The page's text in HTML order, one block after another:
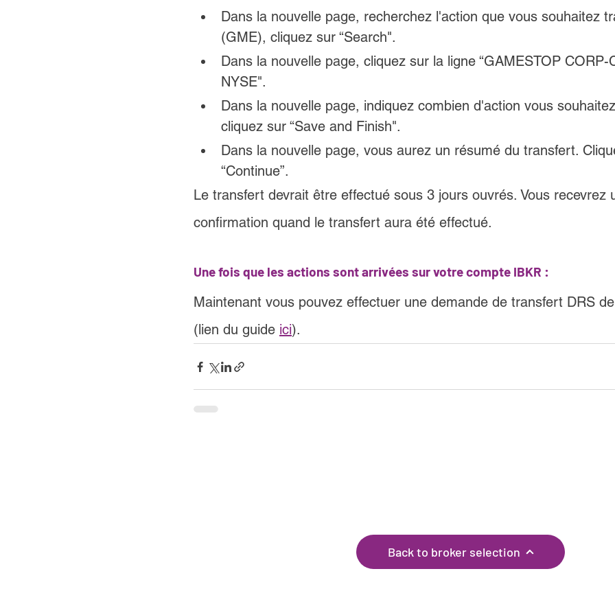
Dans la nouvelle page, recherchez l'action que vous souhaitez
(GME), cliquez sur “Search".
Dans la nouvelle page, cliquez sur la ligne “GAMESTOP
NYSE".
Dans la nouvelle page, indiquez combien d'action vous
cliquez sur “Save and Finish".
Dans la nouvelle page, vous aurez un résumé du transfert.
“Continue”.
Le transfert devrait être effectué sous 3 jours ouvrés. Vous recevrez
confirmation quand le transfert aura été effectué.
Une fois que les actions sont arrivées sur votre compte IBKR :
Maintenant vous pouvez effectuer une demande de transfert DRS
(lien du guide ici).
Back to broker selection